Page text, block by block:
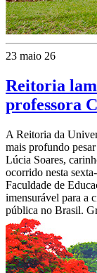
23 maio 26
Reitoria
professora
A Reitoria da
mais profundo
Lúcia Soares,
ocorrido nesta
Faculdade de
imensurável para a
pública no Brasil.